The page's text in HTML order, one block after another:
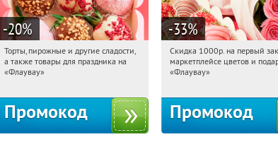
-20%
11:14:25 Получили:
Россия
Торты, пирожные и другие сладости,
а также товары для праздника на
«Флаувау»
Промокод
-33%
11:14:25
Россия
Скидка 1000р. на первый
маркетплейсе цветов и
«Флаувау»
Промокод